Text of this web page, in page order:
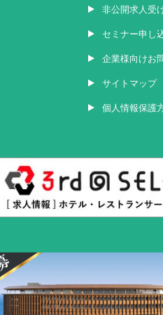
非公開求人受
セミナー申し
企業様向けお
サイトマップ
個人情報保護